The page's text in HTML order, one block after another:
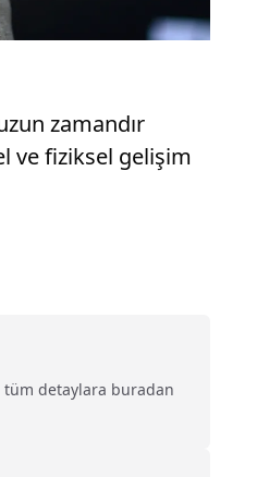
zamandır
ve fiziksel gelişim
detaylara buradan